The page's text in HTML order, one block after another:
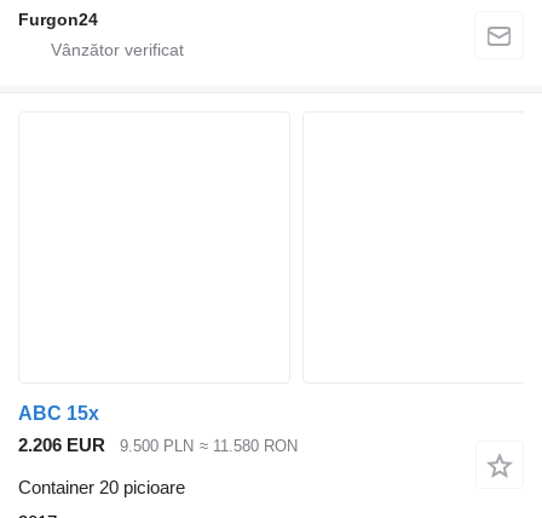
Furgon24
ABC 15x
2.206 EUR
9.500 PLN ≈ 11.580 RON
Container 20 picioare